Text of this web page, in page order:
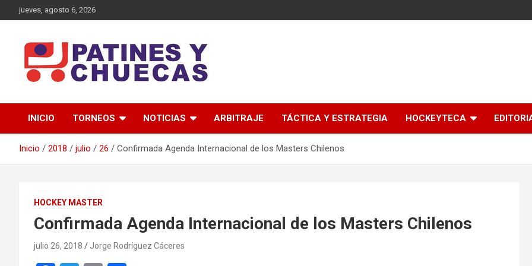
Saltar
al
jueves, agosto 6, 2026
Patines y Chuecas
INICIO TORNEOS NOTICIAS ARBITRAJE TÁCTICA Y ESTRATEGIA HOCKEYTECA
Inicio 2018 julio 26 Confirmada Agenda Internacional de los Masters Chilenos
HOCKEY MASTER
Confirmada Agenda Internacional de los Masters Chilenos
julio 26, 2018 Jorge Rodríguez Cáceres